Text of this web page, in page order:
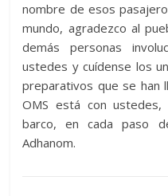
nombre de esos
mundo, agradezco al
demás personas
ustedes y cuídense los
preparativos que se han
OMS está con
barco, en cada paso
Adhanom.